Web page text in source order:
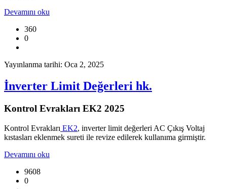
Devamını oku
360
0
Yayınlanma tarihi: Oca 2, 2025
İnverter Limit Değerleri hk.
Kontrol Evrakları EK2 2025
Kontrol Evrakları EK2, inverter limit değerleri AC Çıkış Voltaj
kıstasları eklenmek sureti ile revize edilerek kullanıma girmiştir.
Devamını oku
9608
0